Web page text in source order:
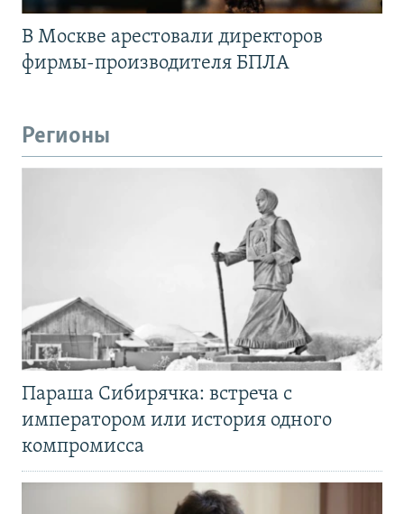
В Москве арестовали директоров
фирмы-производителя БПЛА
Регионы
Параша Сибирячка: встреча с
императором или история одного
компромисса